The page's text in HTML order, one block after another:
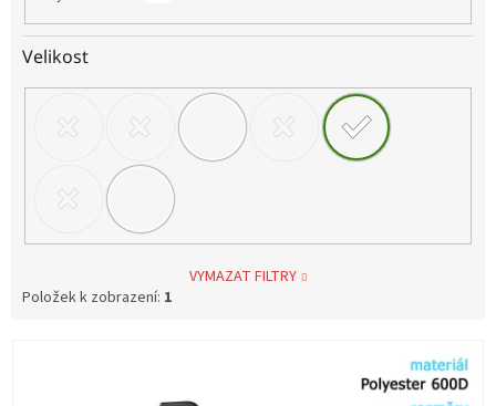
Velikost
VYMAZAT FILTRY
Položek k zobrazení: 1